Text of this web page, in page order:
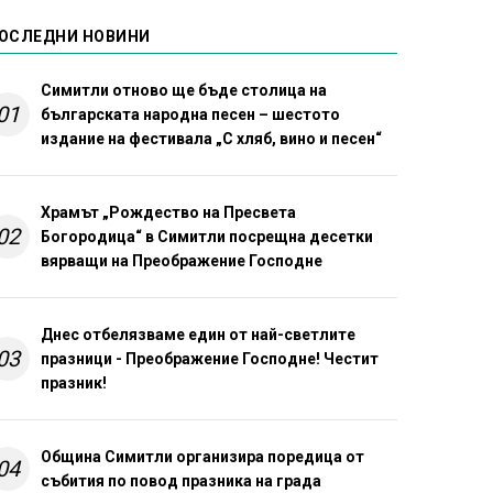
НОВИНИ
Симитли отново ще бъде столица на
българската народна песен – шестото
издание на фестивала „С хляб, вино и песен“
Храмът „Рождество на Пресвета
Богородица“ в Симитли посрещна десетки
вярващи на Преображение Господне
Днес отбелязваме един от най-светлите
празници - Преображение Господне! Честит
празник!
Община Симитли организира поредица от
събития по повод празника на града